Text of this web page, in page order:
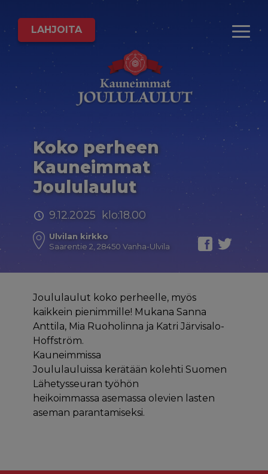
LAHJOITA
Koko perheen
Kauneimmat
Joululaulut
9.12.2025 klo:18.00
Ulvilan kirkko
Saarentie 2, 28450 Vanha-Ulvila
Joululaulut koko perheelle, myös
kaikkein pienimmille! Mukana Sanna
Anttila, Mia Ruoholinna ja Katri Järvisalo-
Hoffström.
Kauneimmissa
Joululauluissa kerätään kolehti Suomen
Lähetysseuran työhön
heikoimmassa asemassa olevien lasten
aseman parantamiseksi.